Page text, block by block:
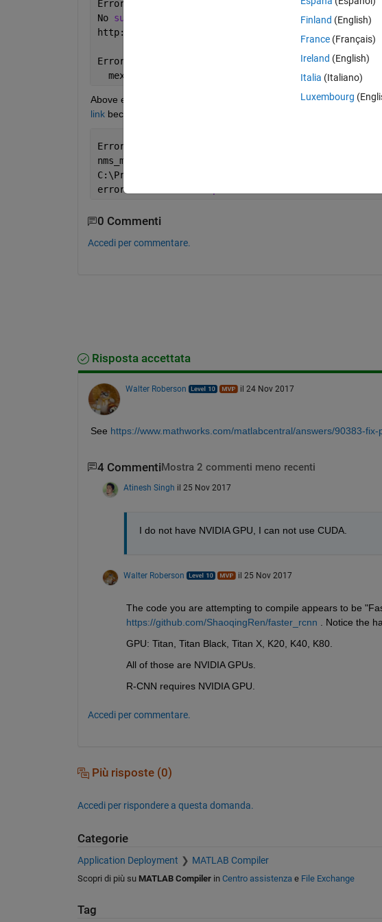
Error
No supported compiler or SDK was found. For options
http://www.mathworks.com/support/compilers/R2015a/
Error
  mex
Above error got resolved after installing "Microsoft Windows SDK
link because of some issue. Now I am stuck with this new error.
Error
nms_mex.cpp
C:\Program Files (x86)\Microsoft Visual
error
0 Commenti
Accedi per commentare.
Risposta accettata
Walter Roberson il 24 Nov 2017
See https://www.mathworks.com/matlabcentral/answers/90383-
4 Commenti Mostra 2 commenti meno recenti
Atinesh Singh il 25 Nov 2017
I do not have NVIDIA GPU, I can not use CUDA.
Walter Roberson il 25 Nov 2017
The code you are attempting to compile appears to be
https://github.com/ShaoqingRen/faster_rcnn . Notice the
GPU: Titan, Titan Black, Titan X, K20, K40, K80.
All of those are NVIDIA GPUs.
R-CNN requires NVIDIA GPU.
Accedi per commentare.
Più risposte (0)
Accedi per rispondere a questa domanda.
Categorie
Application Deployment MATLAB Compiler
Scopri di più su MATLAB Compilerin Centro assistenzae File Exchange
Tag
Finland (English)
France (Français)
Ireland (English)
Italia (Italiano)
Luxembourg